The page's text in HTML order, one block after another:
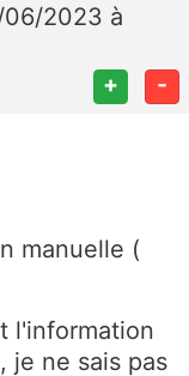
2023 à
+ -
manuelle (
l'information
je ne sais pas